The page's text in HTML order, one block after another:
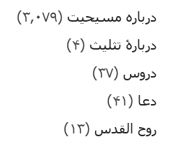
درباره مسیحیت (۳,۰۷۹)
دربارۀ تثلیث (۴)
دروس (۳۷)
دعا (۴۱)
روح القدس (۱۳)